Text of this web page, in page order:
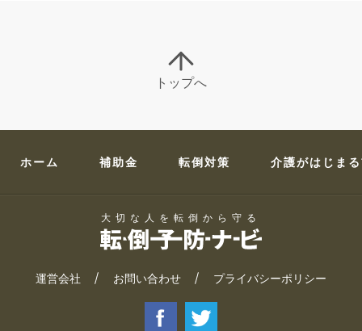
トップへ
ホーム 補助金 転倒対策 介護がはじま
大切な人を転倒から守る
運営会社 お問い合わせ プライバシーポリシー